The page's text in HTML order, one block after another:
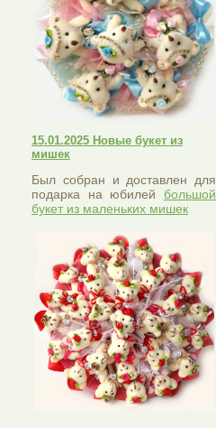
15.01.2025 Новые букет из
мишек
Был собран и доставлен для
подарка на юбилей большой
букет из маленьких мишек